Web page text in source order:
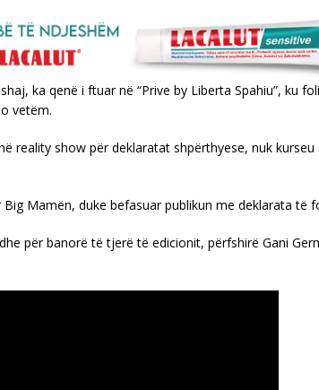
ka qenë i ftuar në “Prive by Liberta Spahiu”, ku
vetëm.
reality show për deklaratat shpërthyese, nuk kurseu
Mamën, duke befasuar publikun me deklarata të
për banorë të tjerë të edicionit, përfshirë Gani